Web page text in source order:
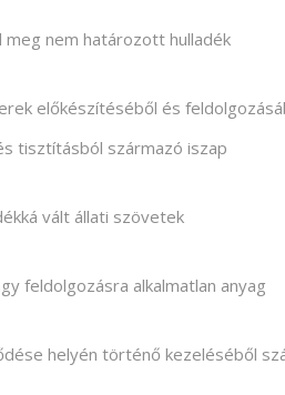
meg nem határozott hulladék
előkészítéséből és
tisztításból származó iszap
vált állati szövetek
feldolgozásra alkalmatlan anyag
helyén történő kezeléséből